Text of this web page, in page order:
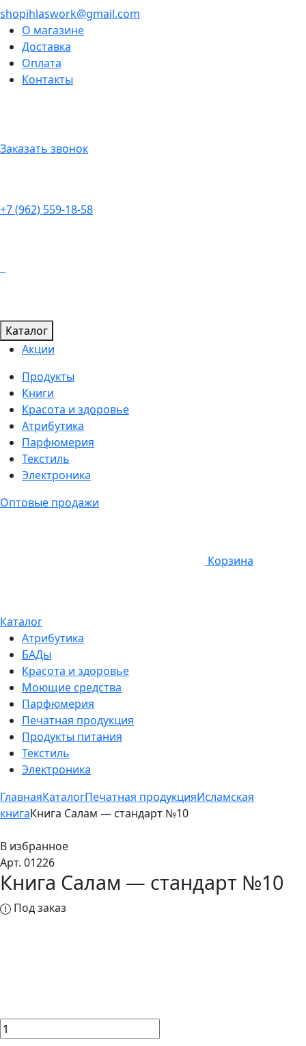
shopihlaswork@gmail.com
О магазине
Доставка
Оплата
Контакты
Заказать звонок
+7 (962) 559-18-58
Каталог
Акции
Продукты
Книги
Красота и здоровье
Атрибутика
Парфюмерия
Текстиль
Электроника
Оптовые продажи
Корзина
Каталог
Атрибутика
БАДы
Красота и здоровье
Моющие средства
Парфюмерия
Печатная продукция
Продукты питания
Текстиль
Электроника
ГлавнаяКаталогПечатная продукцияИсламская
книгаКнига Салам — стандарт №10
В избранное
Арт. 01226
Книга Салам — стандарт №10
Под заказ